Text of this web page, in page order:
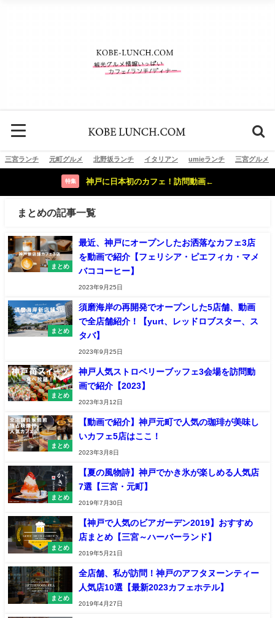
三宮ランチ 元町グルメ 北野坂ランチ イタリアン umieランチ 三宮グルメ
特集 神戸に日本初のカフェ！訪問動画←
まとめの記事一覧
まとめ
最近、神戸にオープンしたお洒落なカフェ3店
を動画で紹介【フェリシア・ピエフィカ・マメ
バココーヒー】
2023年9月25日
まとめ
須磨海岸の再開発でオープンした5店舗、動画
で全店舗紹介！【yurt、レッドロブスター、ス
タバ】
2023年9月25日
まとめ
神戸人気ストロベリーブッフェ3会場を訪問動
画で紹介【2023】
2023年3月12日
まとめ
【動画で紹介】神戸元町で人気の珈琲が美味し
いカフェ5店はここ！
2023年3月8日
まとめ
【夏の風物詩】神戸でかき氷が楽しめる人気店
7選【三宮・元町】
2019年7月30日
まとめ
【神戸で人気のビアガーデン2019】おすすめ
店まとめ【三宮～ハーバーランド】
2019年5月21日
まとめ
全店舗、私が訪問！神戸のアフタヌーンティー
人気店10選【最新2023カフェホテル】
2019年4月27日